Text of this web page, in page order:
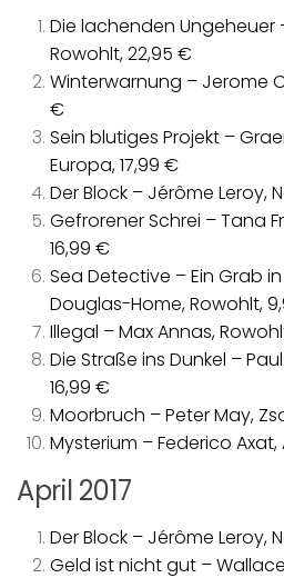
Die lachenden Ungeheuer
Rowohlt, 22,95 €
Winterwarnung – Jerome
€
Sein blutiges Projekt –
Europa, 17,99 €
Der Block – Jérôme Leroy,
Gefrorener Schrei – Tana
16,99 €
Sea Detective – Ein Grab
Douglas-Home, Rowohlt,
Illegal – Max Annas,
Die Straße ins Dunkel –
16,99 €
Moorbruch – Peter May,
Mysterium – Federico Axat,
April 2017
Der Block – Jérôme Leroy,
Geld ist nicht gut –